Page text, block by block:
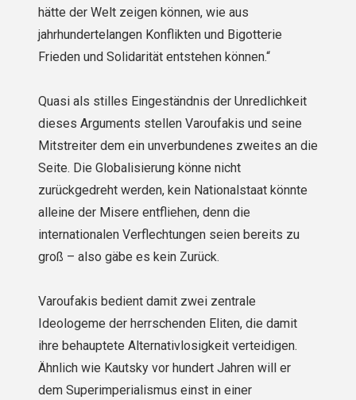
hätte der Welt zeigen können, wie aus
jahrhundertelangen Konflikten und Bigotterie
Frieden und Solidarität ent­stehen können.“
Quasi als stilles Eingeständnis der Unredlichkeit
dieses Arguments stellen Varoufakis und seine
Mitstreiter dem ein unverbundenes zweites an die
Seite. Die Globalisierung könne nicht
zurückgedreht werden, kein National­staat könnte
alleine der Misere entfliehen, denn die
internationalen Verflechtungen seien bereits zu
groß – also gäbe es kein Zurück.
Varoufakis bedient damit zwei zentrale
Ideologeme der herrschenden Eliten, die damit
ihre behauptete Alterna­tivlosigkeit verteidigen.
Ähnlich wie Kautsky vor hundert Jahren will er
dem Superimperialismus einst in einer